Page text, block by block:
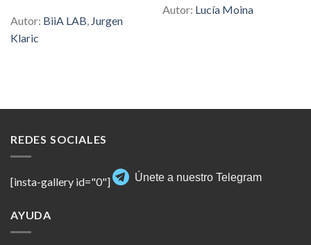
Autor: BiiA LAB, Jurgen
Klaric
Autor: Lucía Moina
REDES SOCIALES
[insta-gallery id="0"] Únete a nuestro Telegram
AYUDA